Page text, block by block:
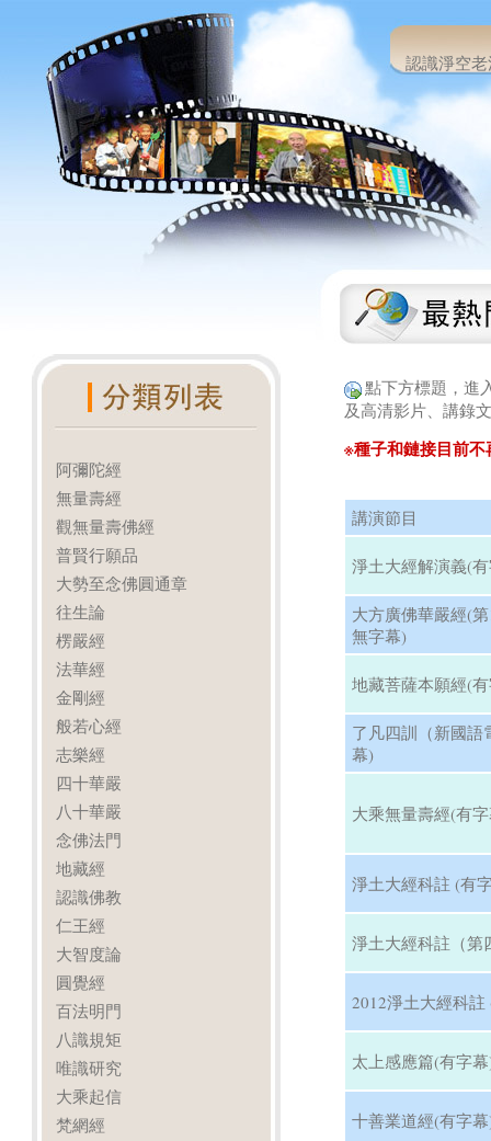
認識淨空
阿彌陀經
無量壽經
觀無量壽佛經
普賢行願品
大勢至念佛圓通章
往生論
楞嚴經
法華經
金剛經
般若心經
志樂經
四十華嚴
八十華嚴
念佛法門
地藏經
認識佛教
仁王經
大智度論
圓覺經
百法明門
八識規矩
唯識研究
大乘起信
梵網經
點下方標題，進
及高清影片、講錄
※種子和鏈接目前
講演節目
淨土大經解演義(
大方廣佛華嚴經(
無字幕)
地藏菩薩本願經(
了凡四訓（新國語
幕)
大乘無量壽經(有
淨土大經科註 (有
淨土大經科註（第
2012淨土大經科註
太上感應篇(有字
十善業道經(有字